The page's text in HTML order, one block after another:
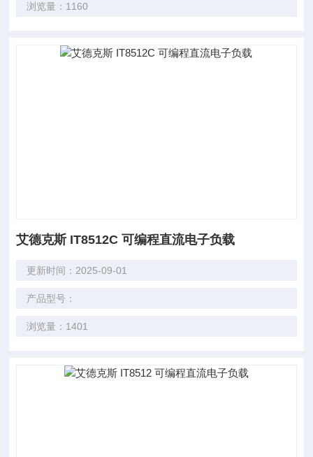
浏览量：1160
艾德克斯 IT8512C 可编程直流电子负载
更新时间：2025-09-01
产品型号：
浏览量：1401